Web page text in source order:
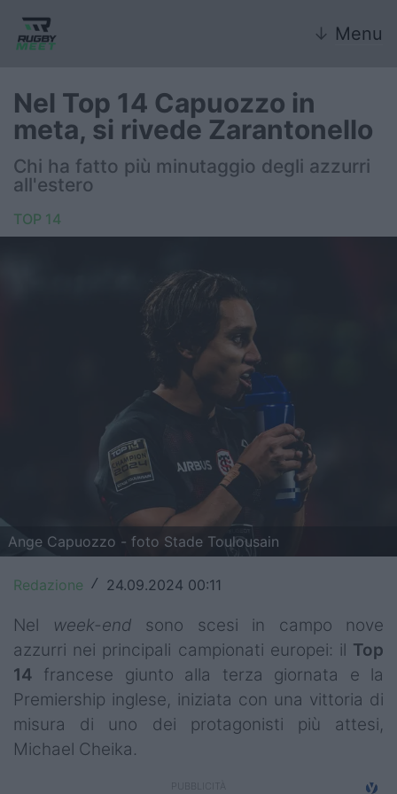
↓ Menu
Nazionale
Nazionali giovanili
Rugby Sevens
United Rugby Championship
Premiership
Champions Cup
Challenge Cup
World Rugby
Rugby World Cup
Super Rugby
Rugby in TV
Mercato
Nel Top 14 Capuozzo in
meta, si rivede Zarantonello
Chi ha fatto più minutaggio degli azzurri
all'estero
TOP 14
Ange Capuozzo - foto Stade Toulousain
Redazione / 24.09.2024 00:11
Nel week-end sono scesi in campo nove
azzurri nei principali campionati europei: il Top
14 francese giunto alla terza giornata e la
Premiership inglese, iniziata con una vittoria di
misura di uno dei protagonisti più attesi,
Michael Cheika.